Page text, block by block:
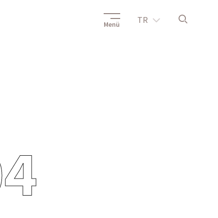
Menü TR